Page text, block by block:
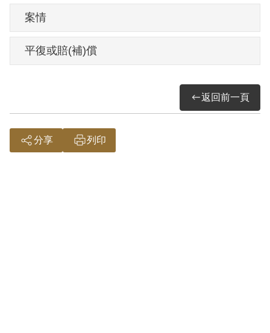
1961年11月28日刑期結束。
其於1999年4月向補償基金會提出申請，
2000年9月經第1屆第6次臨時董事會審核通
過予以補償。補償理由為其任職共匪機關
黨，原審以匪組織嚴密非參加其組織何能
案情
平復或賠(補)償
返回前一頁
分享 列印